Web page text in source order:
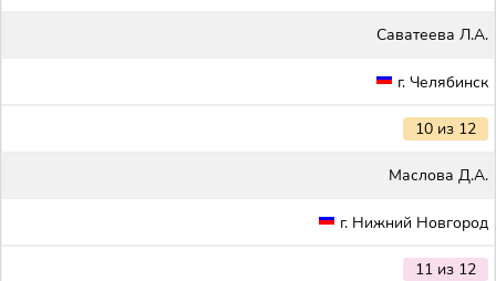
Саватеева Л.А.
г. Челябинск
10 из 12
Маслова Д.А.
г. Нижний Новгород
11 из 12